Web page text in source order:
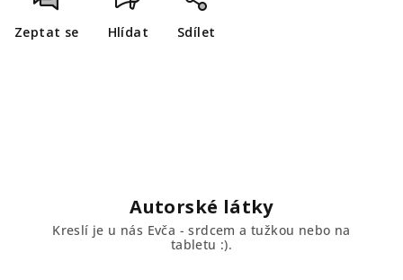
Zeptat se Hlídat Sdílet
Autorské látky
Kreslí je u nás Evča - srdcem a tužkou nebo na
tabletu :).